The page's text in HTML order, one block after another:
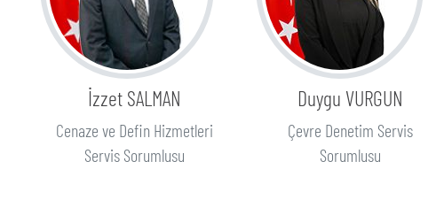
İzzet SALMAN
Cenaze ve Defin Hizmetleri
Servis Sorumlusu
Duygu VURGUN
Çevre Denetim Servis
Sorumlusu